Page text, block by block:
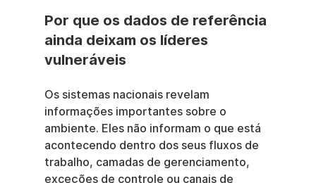
Por que os dados de referência
ainda deixam os líderes
vulneráveis
Os sistemas nacionais revelam
informações importantes sobre o
ambiente. Eles não informam o que está
acontecendo dentro dos seus fluxos de
trabalho, camadas de gerenciamento,
exceções de controle ou canais de